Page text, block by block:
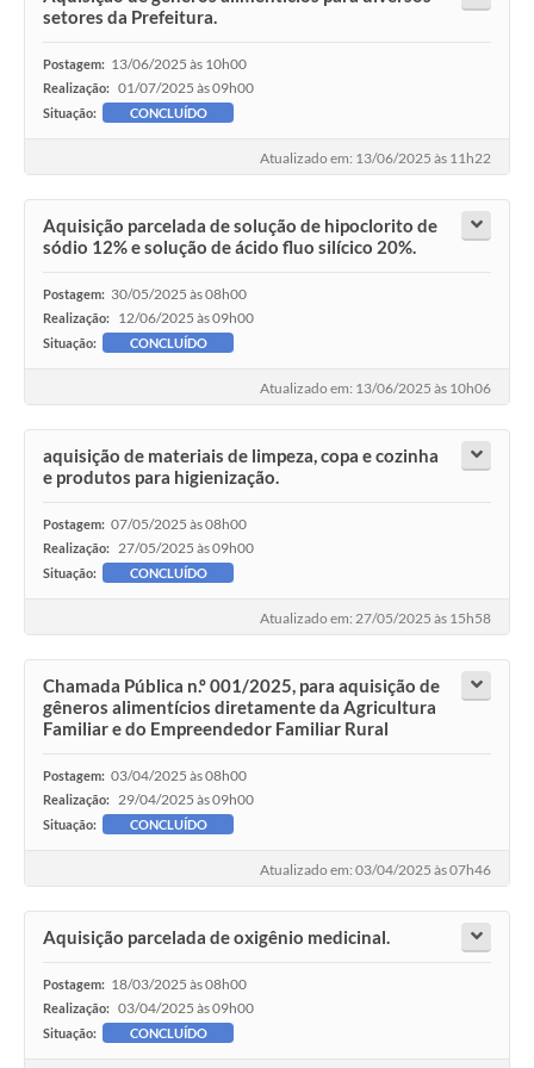
setores da Prefeitura.
Postagem: 13/06/2025 às 10h00
Realização: 01/07/2025 às 09h00
Situação: CONCLUÍDO
Atualizado em: 13/06/2025 às 11h22
Aquisição parcelada de solução de hipoclorito de
sódio 12% e solução de ácido fluo silícico 20%.
Postagem: 30/05/2025 às 08h00
Realização: 12/06/2025 às 09h00
Situação: CONCLUÍDO
Atualizado em: 13/06/2025 às 10h06
aquisição de materiais de limpeza, copa e cozinha
e produtos para higienização.
Postagem: 07/05/2025 às 08h00
Realização: 27/05/2025 às 09h00
Situação: CONCLUÍDO
Atualizado em: 27/05/2025 às 15h58
Chamada Pública n.º 001/2025, para aquisição de
gêneros alimentícios diretamente da Agricultura
Familiar e do Empreendedor Familiar Rural
Postagem: 03/04/2025 às 08h00
Realização: 29/04/2025 às 09h00
Situação: CONCLUÍDO
Atualizado em: 03/04/2025 às 07h46
Aquisição parcelada de oxigênio medicinal.
Postagem: 18/03/2025 às 08h00
Realização: 03/04/2025 às 09h00
Situação: CONCLUÍDO